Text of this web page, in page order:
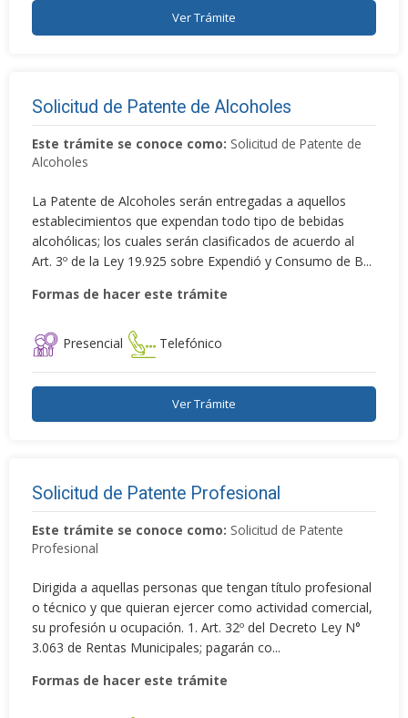
Ver Trámite
Solicitud de Patente de Alcoholes
Este trámite se conoce como: Solicitud de Patente de
Alcoholes
La Patente de Alcoholes serán entregadas a aquellos
establecimientos que expendan todo tipo de bebidas
alcohólicas; los cuales serán clasificados de acuerdo al
Art. 3º de la Ley 19.925 sobre Expendió y Consumo de B...
Formas de hacer este trámite
Presencial Telefónico
Ver Trámite
Solicitud de Patente Profesional
Este trámite se conoce como: Solicitud de Patente
Profesional
Dirigida a aquellas personas que tengan título profesional
o técnico y que quieran ejercer como actividad comercial,
su profesión u ocupación. 1. Art. 32º del Decreto Ley N°
3.063 de Rentas Municipales; pagarán co...
Formas de hacer este trámite